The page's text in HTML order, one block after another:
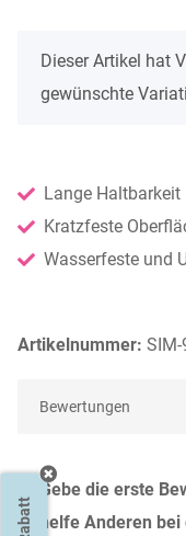
Artikelnummer: SIM-
Lange Haltbarkeit
Kratzfeste
Wasserfeste und
x
Dieser Artikel hat
gewünschte
Bewertungen
Gebe die erste
helfe Anderen